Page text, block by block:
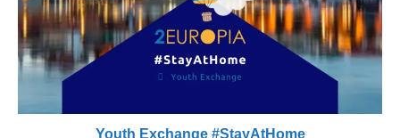
Youth Exchange #StayAtHome